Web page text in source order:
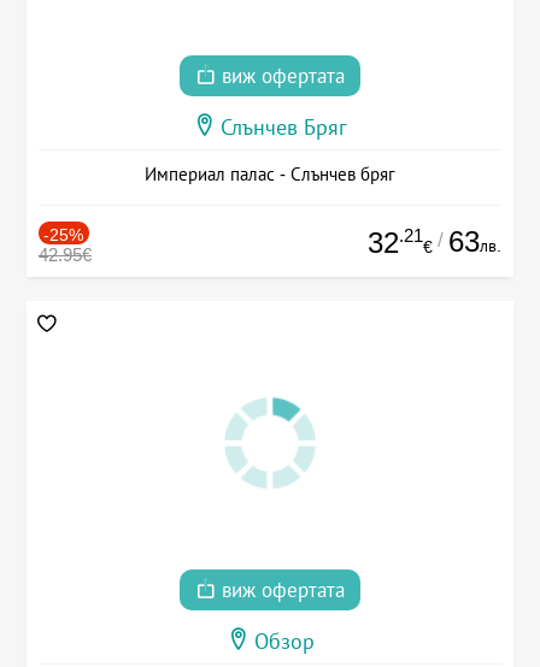
виж офертата
Слънчев Бряг
Империал палас - Слънчев бряг
-25%
42.95€ 32.21
€ / 63лв.
виж офертата
Обзор